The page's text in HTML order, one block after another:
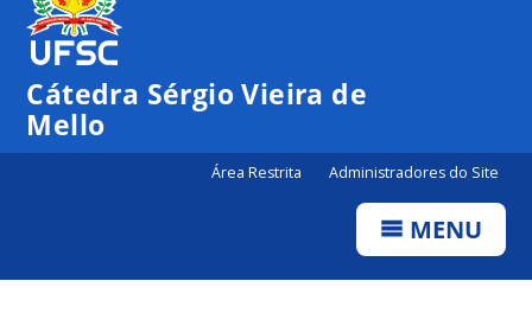
Cátedra Sérgio Vieira de
Mello
Área Restrita Administradores do Site
MENU